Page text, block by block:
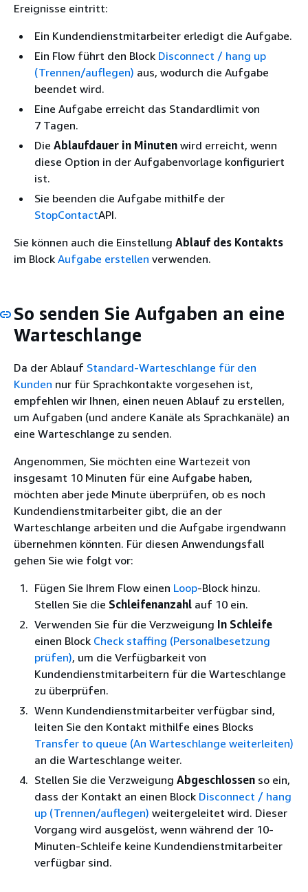
Ereignisse eintritt:
Ein Kundendienstmitarbeiter erledigt die Aufgabe.
Ein Flow führt den Block Disconnect / hang up
(Trennen/auflegen) aus, wodurch die Aufgabe
beendet wird.
Eine Aufgabe erreicht das Standardlimit von
7 Tagen.
Die Ablaufdauer in Minuten wird erreicht, wenn
diese Option in der Aufgabenvorlage konfiguriert
ist.
Sie beenden die Aufgabe mithilfe der
StopContactAPI.
Sie können auch die Einstellung Ablauf des Kontakts
im Block Aufgabe erstellen verwenden.
So senden Sie Aufgaben an eine
Warteschlange
Da der Ablauf Standard-Warteschlange für den
Kunden nur für Sprachkontakte vorgesehen ist,
empfehlen wir Ihnen, einen neuen Ablauf zu erstellen,
um Aufgaben (und andere Kanäle als Sprachkanäle) an
eine Warteschlange zu senden.
Angenommen, Sie möchten eine Wartezeit von
insgesamt 10 Minuten für eine Aufgabe haben,
möchten aber jede Minute überprüfen, ob es noch
Kundendienstmitarbeiter gibt, die an der
Warteschlange arbeiten und die Aufgabe irgendwann
übernehmen könnten. Für diesen Anwendungsfall
gehen Sie wie folgt vor:
Fügen Sie Ihrem Flow einen Loop-Block hinzu.
Stellen Sie die Schleifenanzahl auf 10 ein.
Verwenden Sie für die Verzweigung In Schleife
einen Block Check staffing (Personalbesetzung
prüfen), um die Verfügbarkeit von
Kundendienstmitarbeitern für die Warteschlange
zu überprüfen.
Wenn Kundendienstmitarbeiter verfügbar sind,
leiten Sie den Kontakt mithilfe eines Blocks
Transfer to queue (An Warteschlange weiterleiten)
an die Warteschlange weiter.
Stellen Sie die Verzweigung Abgeschlossen so ein,
dass der Kontakt an einen Block Disconnect / hang
up (Trennen/auflegen) weitergeleitet wird. Dieser
Vorgang wird ausgelöst, wenn während der 10-
Minuten-Schleife keine Kundendienstmitarbeiter
verfügbar sind.